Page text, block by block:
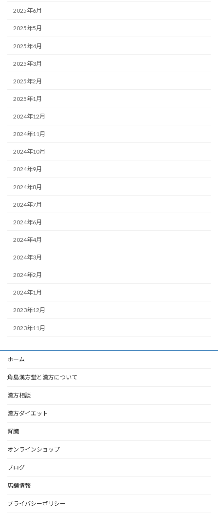
2025年6月
2025年5月
2025年4月
2025年3月
2025年2月
2025年1月
2024年12月
2024年11月
2024年10月
2024年9月
2024年8月
2024年7月
2024年6月
2024年4月
2024年3月
2024年2月
2024年1月
2023年12月
2023年11月
ホーム
角島漢方堂と漢方について
漢方相談
漢方ダイエット
腎臓
オンラインショップ
ブログ
店舗情報
プライバシーポリシー